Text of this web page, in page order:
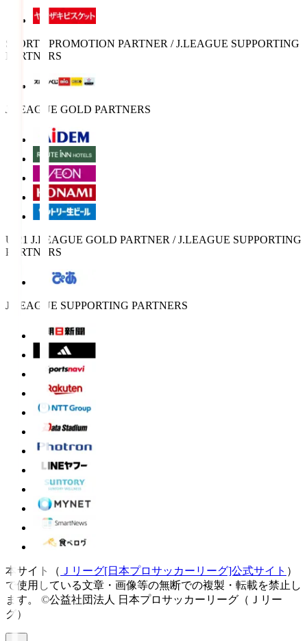
SPORTS PROMOTION PARTNER / J.LEAGUE SUPPORTING
PARTNERS
J.LEAGUE GOLD PARTNERS
U-21 J.LEAGUE GOLD PARTNER / J.LEAGUE SUPPORTING
PARTNERS
J.LEAGUE SUPPORTING PARTNERS
本サイト（ Ｊリーグ[日本プロサッカーリーグ]公式サイト ）
で使用している文章・画像等の無断での複製・転載を禁止し
ます。
©公益社団法人 日本プロサッカーリーグ（Ｊリー
グ）